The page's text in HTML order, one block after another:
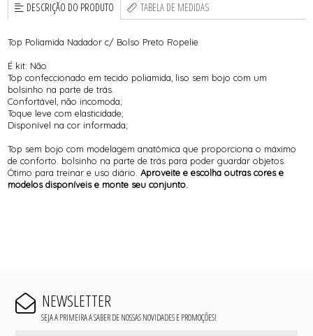
DESCRIÇÃO DO PRODUTO TABELA DE MEDIDAS
Top Poliamida Nadador c/ Bolso Preto Ropelie
É kit: Não
Top confeccionado em tecido poliamida, liso sem bojo com um
bolsinho na parte de trás.
Confortável, não incomoda;
Toque leve com elasticidade;
Disponível na cor informada;
Top sem bojo com modelagem anatômica que proporciona o máximo
de conforto. bolsinho na parte de trás para poder guardar objetos.
Ótimo para treinar e uso diário.Aproveite e escolha outras cores e
modelos disponíveis e monte seu conjunto.
NEWSLETTER
SEJA A PRIMEIRA A SABER DE NOSSAS NOVIDADES E PROMOÇÕES!